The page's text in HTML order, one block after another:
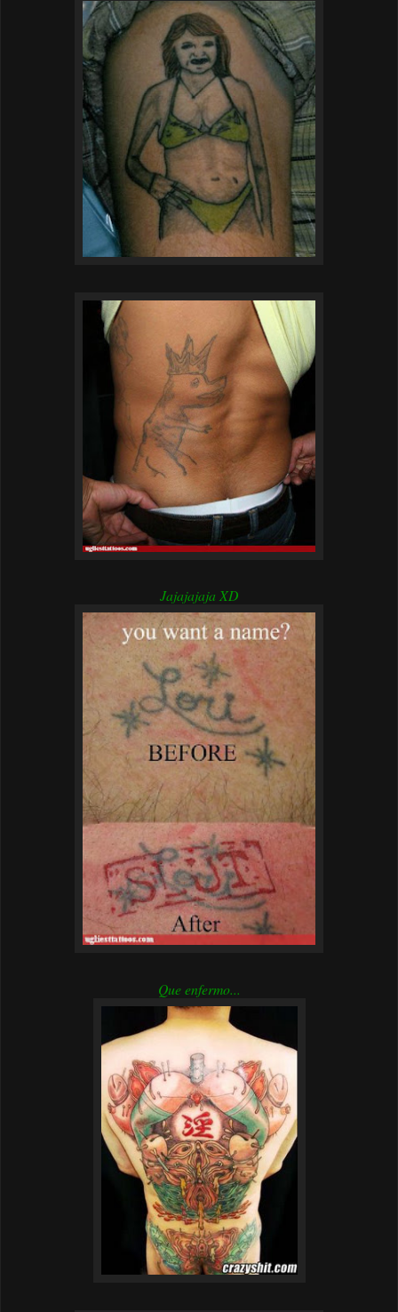
Jajajajaja XD
Que enfermo...